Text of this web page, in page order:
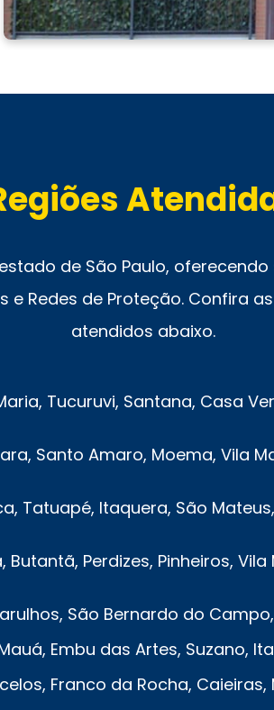
de São Paulo,
e Redes de Proteção. Confira
atendidos abaixo.
Tucuruvi, Santana, Casa
Santo Amaro, Moema, Vila
Tatuapé, Itaquera, São
Butantã, Perdizes, Pinheiros,
São Bernardo do
Embu das Artes, Suzano,
Franco da Rocha,